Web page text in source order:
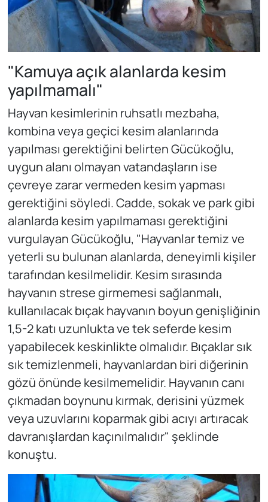
"Kamuya açık alanlarda kesim
yapılmamalı"
Hayvan kesimlerinin ruhsatlı mezbaha,
kombina veya geçici kesim alanlarında
yapılması gerektiğini belirten Gücükoğlu,
uygun alanı olmayan vatandaşların ise
çevreye zarar vermeden kesim yapması
gerektiğini söyledi. Cadde, sokak ve park gibi
alanlarda kesim yapılmaması gerektiğini
vurgulayan Gücükoğlu, "Hayvanlar temiz ve
yeterli su bulunan alanlarda, deneyimli kişiler
tarafından kesilmelidir. Kesim sırasında
hayvanın strese girmemesi sağlanmalı,
kullanılacak bıçak hayvanın boyun genişliğinin
1,5-2 katı uzunlukta ve tek seferde kesim
yapabilecek keskinlikte olmalıdır. Bıçaklar sık
sık temizlenmeli, hayvanlardan biri diğerinin
gözü önünde kesilmemelidir. Hayvanın canı
çıkmadan boynunu kırmak, derisini yüzmek
veya uzuvlarını koparmak gibi acıyı artıracak
davranışlardan kaçınılmalıdır" şeklinde
konuştu.